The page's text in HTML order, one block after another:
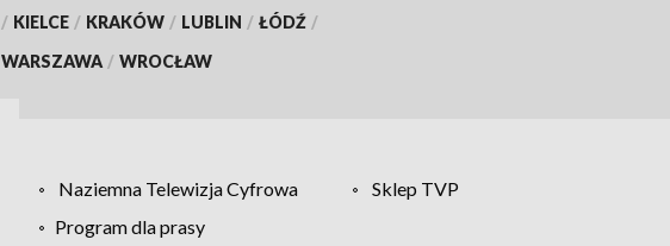
/ KIELCE / KRAKÓW / LUBLIN / ŁÓDŹ /
WARSZAWA / WROCŁAW
Naziemna Telewizja Cyfrowa
Sklep TVP
Program dla prasy